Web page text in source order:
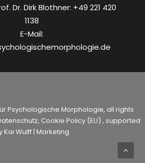
Dr. Dirk Blothner: +49 221 420
1138
E-Mail:
Psychologische Morphologie, all rights
, Cookie Policy (EU) , supported
Kai Wulff | Marketing